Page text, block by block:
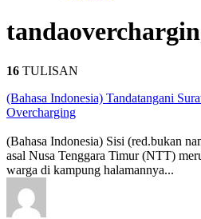
tanda
16 TULISAN
(Bahasa Indonesia) Tandatangani
Overcharging
(Bahasa Indonesia) Sisi (red.bukan
asal Nusa Tenggara Timur (NTT)
warga di kampung halamannya...